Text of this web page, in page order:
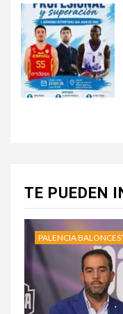
TE PUEDEN
PALENCIA